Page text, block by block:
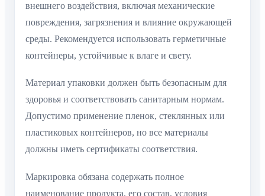
внешнего воздействия, включая механические
повреждения, загрязнения и влияние окружающей
среды. Рекомендуется использовать герметичные
контейнеры, устойчивые к влаге и свету.
Материал упаковки должен быть безопасным для
здоровья и соответствовать санитарным нормам.
Допустимо применение пленок, стеклянных или
пластиковых контейнеров, но все материалы
должны иметь сертификаты соответствия.
Маркировка обязана содержать полное
наименование продукта, его состав, условия